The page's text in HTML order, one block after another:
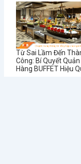
Từ Sai Lầm Đến
Công: Bí Quyết Quản
Hàng BUFFET Hiệu